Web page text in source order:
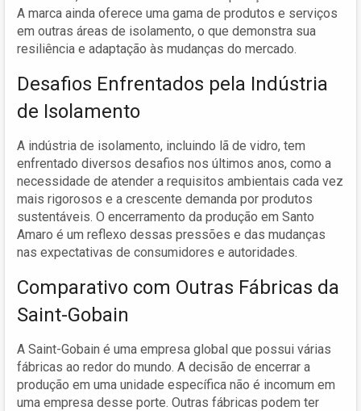
A marca ainda oferece uma gama de produtos e serviços
em outras áreas de isolamento, o que demonstra sua
resiliência e adaptação às mudanças do mercado.
Desafios Enfrentados pela Indústria
de Isolamento
A indústria de isolamento, incluindo lã de vidro, tem
enfrentado diversos desafios nos últimos anos, como a
necessidade de atender a requisitos ambientais cada vez
mais rigorosos e a crescente demanda por produtos
sustentáveis. O encerramento da produção em Santo
Amaro é um reflexo dessas pressões e das mudanças
nas expectativas de consumidores e autoridades.
Comparativo com Outras Fábricas da
Saint-Gobain
A Saint-Gobain é uma empresa global que possui várias
fábricas ao redor do mundo. A decisão de encerrar a
produção em uma unidade específica não é incomum em
uma empresa desse porte. Outras fábricas podem ter